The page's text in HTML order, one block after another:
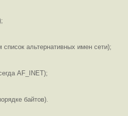
альтернативных имен сети);
AF_INET);
байтов).